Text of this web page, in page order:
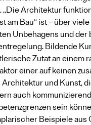
„Die Architektur
am Bau“ ist – über
Unbehagens und
Bildende
Zutat an einem
einer auf keinen
Architektur und Kunst,
auch
sein
Beispiele aus